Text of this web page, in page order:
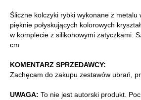
Śliczne kolczyki rybki wykonane z metalu
pięknie połyskujących kolorowych
w komplecie z silikonowymi zatyczkami.
cm
KOMENTARZ SPRZEDAWCY:
Zachęcam do zakupu zestawów ubrań,
UWAGA: To nie jest autorski produkt.